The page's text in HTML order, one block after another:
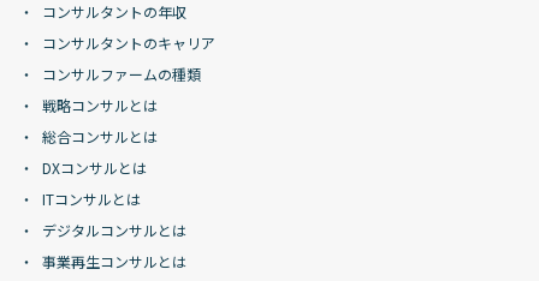
コンサルタントの年収
コンサルタントのキャリア
コンサルファームの種類
戦略コンサルとは
総合コンサルとは
DXコンサルとは
ITコンサルとは
デジタルコンサルとは
事業再生コンサルとは